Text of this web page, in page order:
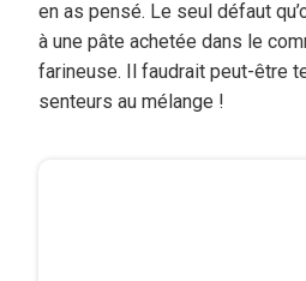
en as pensé. Le seul défaut
à une pâte achetée dans le
farineuse. Il faudrait peut-être
senteurs au mélange !